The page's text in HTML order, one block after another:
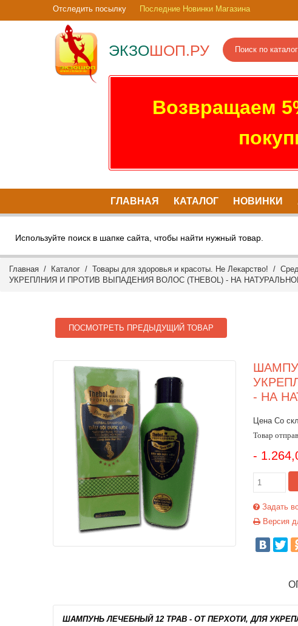
Отследить посылку Последние Новинки Магазина
ЭКЗОШОП.РУ
Возвращаем
ГЛАВНАЯ КАТАЛОГ НОВИНКИ
Используйте поиск в шапке сайта, чтобы найти нужный товар.
Главная / Каталог / Товары для здоровья и красоты. Не Лекарство! /
УКРЕПЛНИЯ И ПРОТИВ ВЫПАДЕНИЯ ВОЛОС (THEBOL) - НА
ПОСМОТРЕТЬ ПРЕДЫДУЩИЙ ТОВАР
- НА
Цена Со
Товар
-
Задать
Версия
ШАМПУНЬ ЛЕЧЕБНЫЙ 12 ТРАВ - ОТ ПЕРХОТИ, ДЛЯ